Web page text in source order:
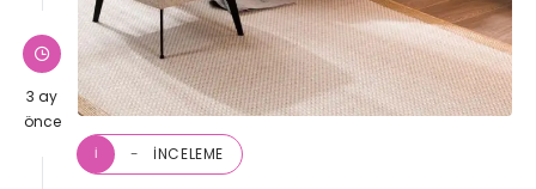
3 ay
önce
İ İNCELEME